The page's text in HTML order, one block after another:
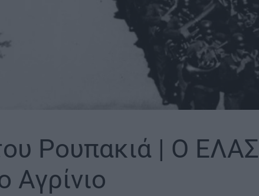
Ρουπακιά | Ο ΕΛΑΣ
Αγρίνιο